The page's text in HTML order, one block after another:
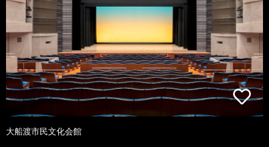
大船渡市民文化会館